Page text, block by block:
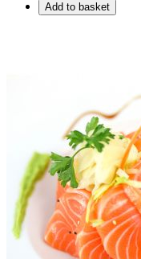
Add to basket